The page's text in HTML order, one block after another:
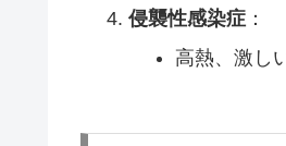
侵襲性感染症：
高熱、激し